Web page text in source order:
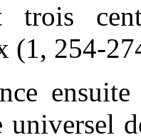
trois
(1, 254-
universel